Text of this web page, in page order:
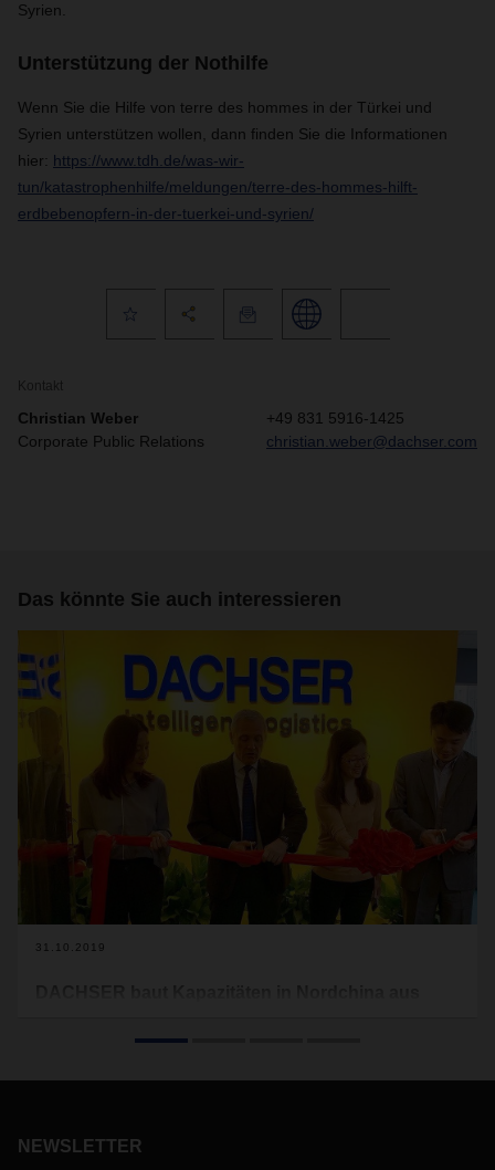
Syrien.
Unterstützung der Nothilfe
Wenn Sie die Hilfe von terre des hommes in der Türkei und
Syrien unterstützen wollen, dann finden Sie die Informationen
hier: https://www.tdh.de/was-wir-
tun/katastrophenhilfe/meldungen/terre-des-hommes-hilft-
erdbebenopfern-in-der-tuerkei-und-syrien/
Kontakt
Christian Weber
Corporate Public Relations
+49 831 5916-1425
christian.weber@dachser.com
Das könnte Sie auch interessieren
31.10.2019
NEWSLETTER